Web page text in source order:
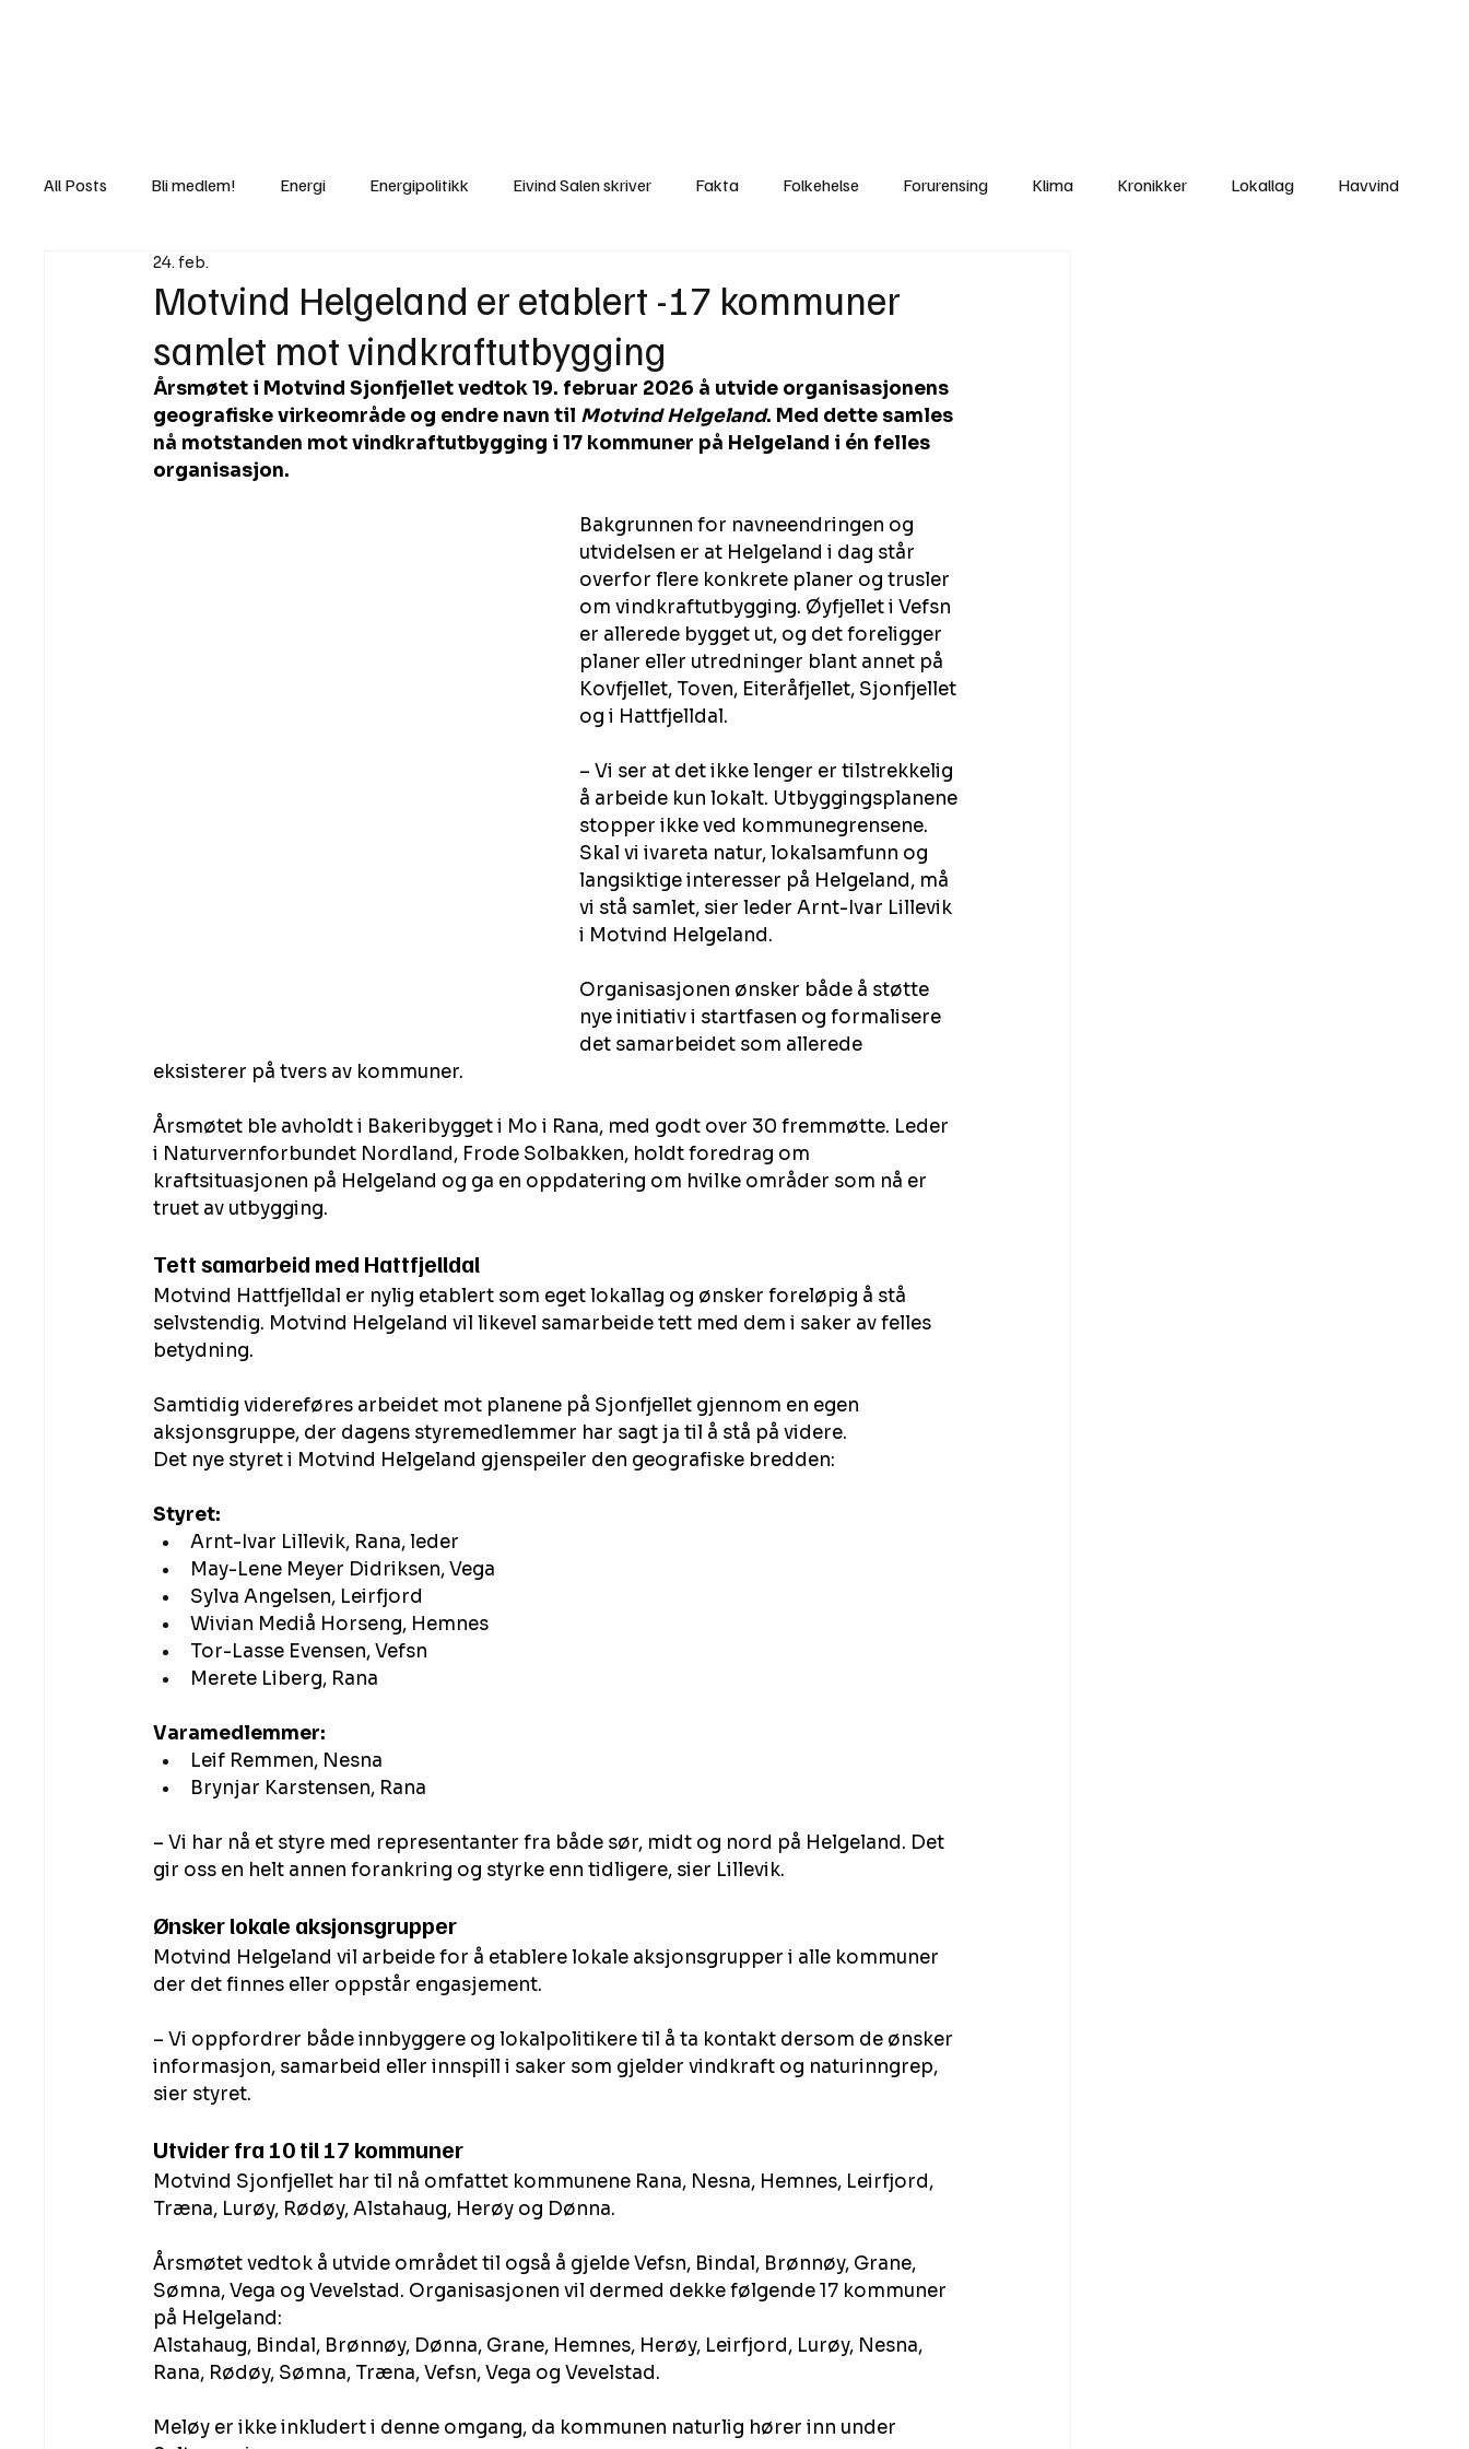
All Posts Bli medlem! Energi Energipolitikk Eivind Salen skriver Fakta Folkehelse Forurensing Klima Kronikker Lokallag Havvind
Lov og rett
Rettslige skritt i Klartekst Ukens innlegg Utvalgte artikler
Motvind Helgeland er etablert -17 kommuner
samlet mot vindkraftutbygging
24. feb.
Årsmøtet i Motvind Sjonfjellet vedtok 19. februar 2026 å utvide organisasjonens
geografiske virkeområde og endre navn til Motvind Helgeland. Med dette samles
nå motstanden mot vindkraftutbygging i 17 kommuner på Helgeland i én felles
organisasjon.
Bakgrunnen for navneendringen og
utvidelsen er at Helgeland i dag står
overfor flere konkrete planer og trusler
om vindkraftutbygging. Øyfjellet i Vefsn
er allerede bygget ut, og det foreligger
planer eller utredninger blant annet på
Kovfjellet, Toven, Eiteråfjellet, Sjonfjellet
og i Hattfjelldal.
– Vi ser at det ikke lenger er tilstrekkelig
å arbeide kun lokalt. Utbyggingsplanene
stopper ikke ved kommunegrensene.
Skal vi ivareta natur, lokalsamfunn og
langsiktige interesser på Helgeland, må
vi stå samlet, sier leder Arnt-Ivar Lillevik
i Motvind Helgeland.
Organisasjonen ønsker både å støtte
nye initiativ i startfasen og formalisere
det samarbeidet som allerede
eksisterer på tvers av kommuner.
Årsmøtet ble avholdt i Bakeribygget i Mo i Rana, med godt over 30 fremmøtte. Leder
i Naturvernforbundet Nordland, Frode Solbakken, holdt foredrag om
kraftsituasjonen på Helgeland og ga en oppdatering om hvilke områder som nå er
truet av utbygging.
Tett samarbeid med Hattfjelldal
Motvind Hattfjelldal er nylig etablert som eget lokallag og ønsker foreløpig å stå
selvstendig. Motvind Helgeland vil likevel samarbeide tett med dem i saker av felles
betydning.
Samtidig videreføres arbeidet mot planene på Sjonfjellet gjennom en egen
aksjonsgruppe, der dagens styremedlemmer har sagt ja til å stå på videre.
Det nye styret i Motvind Helgeland gjenspeiler den geografiske bredden:
Styret:
Arnt-Ivar Lillevik, Rana, leder
May-Lene Meyer Didriksen, Vega
Sylva Angelsen, Leirfjord
Wivian Mediå Horseng, Hemnes
Tor-Lasse Evensen, Vefsn
Merete Liberg, Rana
Varamedlemmer:
Leif Remmen, Nesna
Brynjar Karstensen, Rana
– Vi har nå et styre med representanter fra både sør, midt og nord på Helgeland. Det
gir oss en helt annen forankring og styrke enn tidligere, sier Lillevik.
Ønsker lokale aksjonsgrupper
Motvind Helgeland vil arbeide for å etablere lokale aksjonsgrupper i alle kommuner
der det finnes eller oppstår engasjement.
– Vi oppfordrer både innbyggere og lokalpolitikere til å ta kontakt dersom de ønsker
informasjon, samarbeid eller innspill i saker som gjelder vindkraft og naturinngrep,
sier styret.
Utvider fra 10 til 17 kommuner
Motvind Sjonfjellet har til nå omfattet kommunene Rana, Nesna, Hemnes, Leirfjord,
Træna, Lurøy, Rødøy, Alstahaug, Herøy og Dønna.
Årsmøtet vedtok å utvide området til også å gjelde Vefsn, Bindal, Brønnøy, Grane,
Sømna, Vega og Vevelstad. Organisasjonen vil dermed dekke følgende 17 kommuner
på Helgeland:
Alstahaug, Bindal, Brønnøy, Dønna, Grane, Hemnes, Herøy, Leirfjord, Lurøy, Nesna,
Rana, Rødøy, Sømna, Træna, Vefsn, Vega og Vevelstad.
Meløy er ikke inkludert i denne omgang, da kommunen naturlig hører inn under